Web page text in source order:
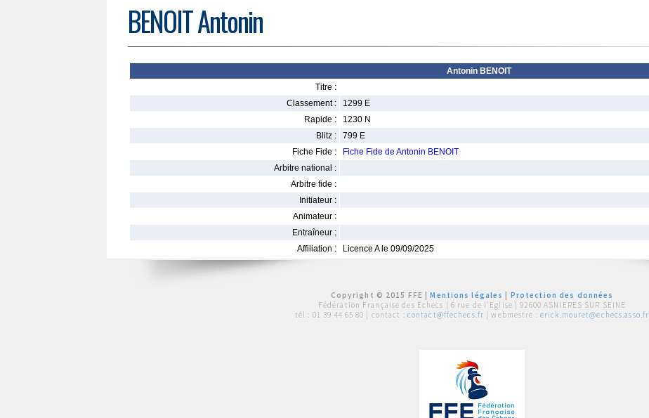
BENOIT Antonin
Antonin BENOIT
Titre :
Classement :
1299 E
Rapide :
1230 N
Blitz :
799 E
Fiche Fide :
Fiche Fide de Antonin BENOIT
Arbitre national :
Arbitre fide :
Initiateur :
Animateur :
Entraîneur :
Affiliation :
Licence A le 09/09/2025
Copyright © 2015 FFE |Mentions légales
Protection des données
Fédération Française des Echecs | 6 rue de l'Eglise | 92600 ASNIERES SUR SEINE
tél : 01 39 44 65 80 | contact : contact@ffechecs.fr | webmestre : erick.mouret@echecs.asso.fr